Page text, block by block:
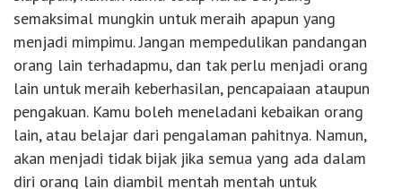
semaksimal mungkin untuk meraih apapun yang
menjadi mimpimu. Jangan mempedulikan pandangan
orang lain terhadapmu, dan tak perlu menjadi orang
lain untuk meraih keberhasilan, pencapaiaan ataupun
pengakuan. Kamu boleh meneladani kebaikan orang
lain, atau belajar dari pengalaman pahitnya. Namun,
akan menjadi tidak bijak jika semua yang ada dalam
diri orang lain diambil mentah mentah untuk